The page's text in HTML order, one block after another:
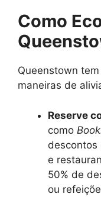
Como
Queenstown
maneiras de
Reserve
como
descontos
e
50% de
ou